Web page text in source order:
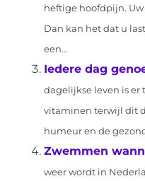
heftige hoofdpijn.
Dan kan het dat u
een...
Iedere dag
dagelijkse leven is er
vitaminen terwijl dit
humeur en de
Zwemmen
weer wordt in